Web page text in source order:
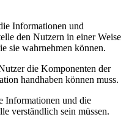
Informationen und
den Nutzern in einer Weise
sie wahrnehmen können.
die Komponenten der
handhaben können muss.
Informationen und die
verständlich sein müssen.